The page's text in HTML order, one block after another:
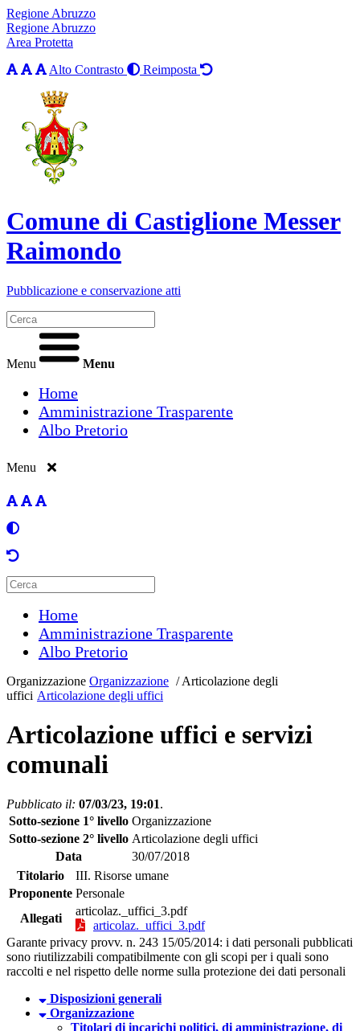
Regione Abruzzo
Regione Abruzzo
Area Protetta
Alto Contrasto
Reimposta
Comune di Castiglione Messer
Raimondo
Pubblicazione e conservazione atti
Menu Menu
Home
Amministrazione Trasparente
Albo Pretorio
Menu
Home
Amministrazione Trasparente
Albo Pretorio
Organizzazione Organizzazione /Articolazione degli
uffici Articolazione degli uffici
Articolazione uffici e servizi
comunali
Pubblicato il: 07/03/23, 19:01.
Sotto-sezione 1° livello Organizzazione
Sotto-sezione 2° livello Articolazione degli uffici
Data
30/07/2018
Titolario
III. Risorse umane
Proponente Personale
Allegati
articolaz._uffici_3.pdf
articolaz._uffici_3.pdf
Garante privacy provv. n. 243 15/05/2014: i dati personali pubblicati
sono riutilizzabili compatibilmente con gli scopi per i quali sono
raccolti e nel rispetto delle norme sulla protezione dei dati personali
Disposizioni generali
Organizzazione
Titolari di incarichi politici, di amministrazione, di